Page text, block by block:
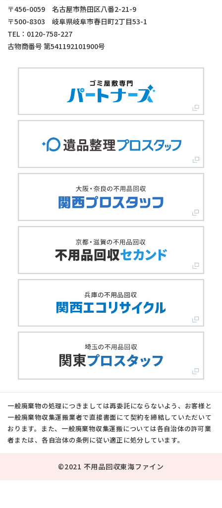
〒456-0059 名古屋市熱田区八番2-21-9
〒500-8303 岐阜県岐阜市春日町2丁目53-1
TEL：0120-758-227
古物商番号 第541192101900号
一般廃棄物の処理につきましては再委託にならないよう、お客様と
一般廃棄物収集運搬業者で直接書面にて契約を締結していただいて
おります。また、一般廃棄物収集運搬については各自治体の許可業
者または、各自治体の条例に従い適正に処分しています。
©2021 不用品回収東海ファイン